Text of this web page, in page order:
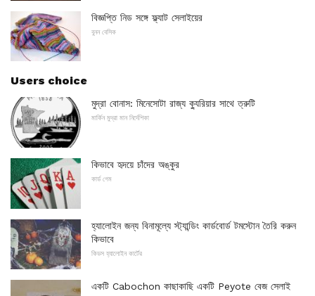
বিজ্ঞপ্তি নিড সঙ্গে ফ্ল্যাট সেলাইয়ের
বুনন বেসিক
Users choice
মুদ্রা বোনাস: মিনেসোটা রাজ্য ক্যুরিয়ার সাথে ত্রুটি
মার্কিন মুদ্রা মান নির্দেশিকা
কিভাবে হৃদয়ে চাঁদের অঙ্কুর
কার্ড গেম
হ্যালোইন জন্য বিনামূল্যে স্ট্যান্ডিং কার্ডবোর্ড টমস্টোন তৈরি করুন
কিভাবে
কিডস হ্যালোইন কার্টের
একটি Cabochon কাছাকাছি একটি Peyote বেজ সেলাই